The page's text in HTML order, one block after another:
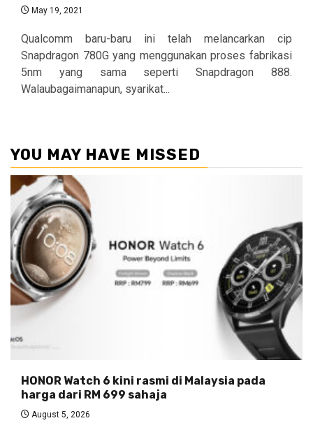
May 19, 2021
Qualcomm baru-baru ini telah melancarkan cip
Snapdragon 780G yang menggunakan proses fabrikasi
5nm yang sama seperti Snapdragon 888.
Walaubagaimanapun, syarikat...
YOU MAY HAVE MISSED
HONOR Watch 6 kini rasmi di Malaysia pada
harga dari RM 699 sahaja
August 5, 2026